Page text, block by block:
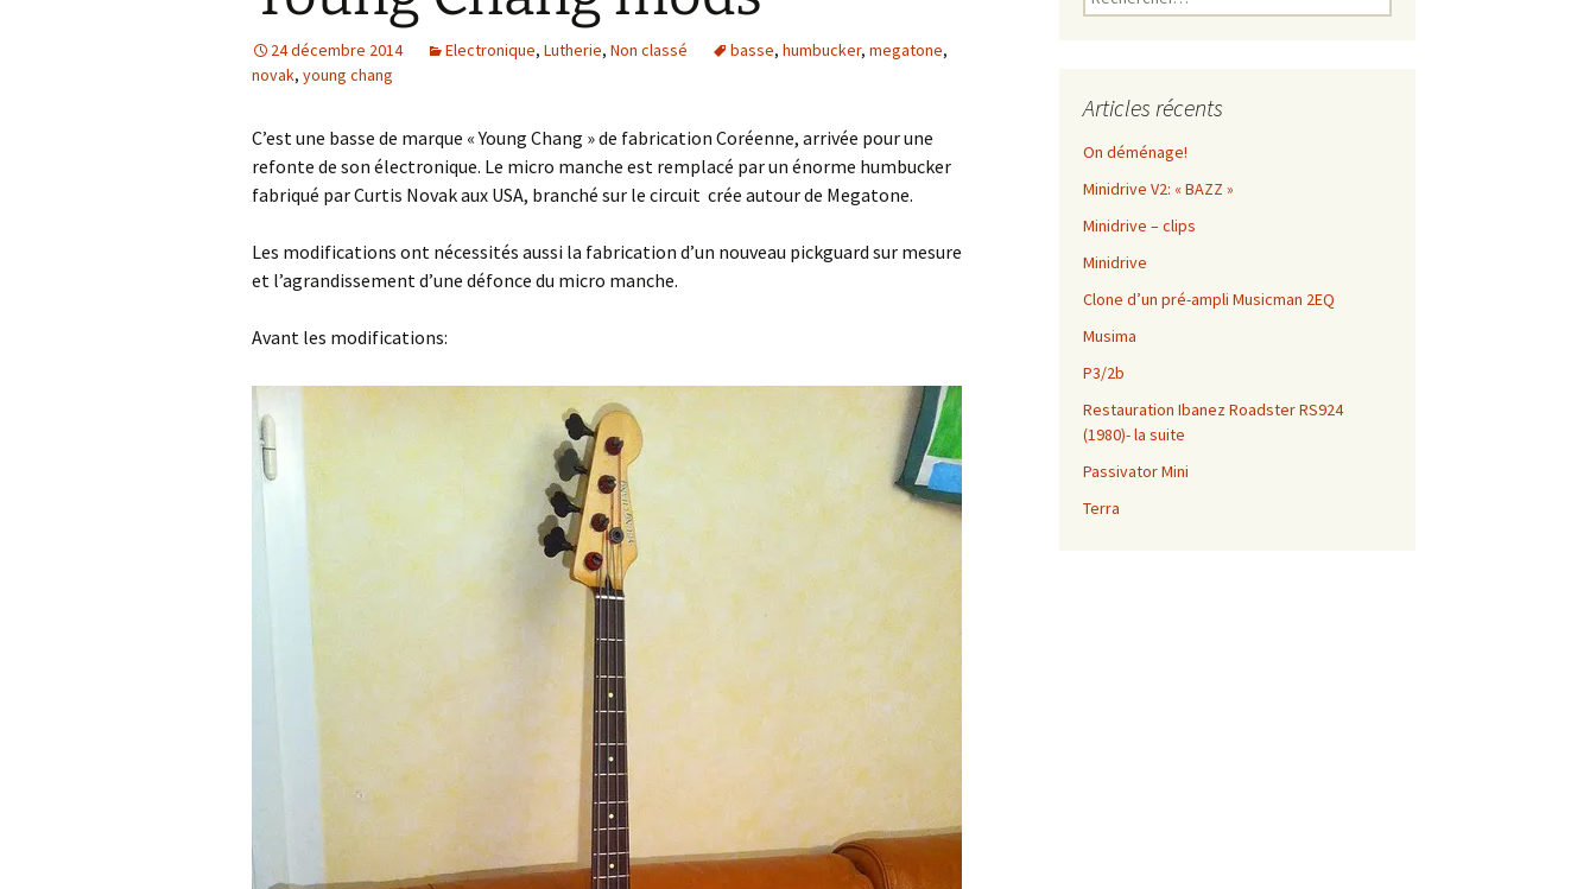
24 décembre 2014 Electronique, Lutherie, Non classé basse, humbucker, megatone,
novak, young chang
C’est une basse de marque « Young Chang » de fabrication Coréenne, arrivée pour une
refonte de son électronique. Le micro manche est remplacé par un énorme humbucker
fabriqué par Curtis Novak aux USA, branché sur le circuit crée autour de Megatone.
Les modifications ont nécessités aussi la fabrication d’un nouveau pickguard sur mesure
et l’agrandissement d’une défonce du micro manche.
Avant les modifications:
Articles récents
On déménage!
Minidrive V2: « BAZZ »
Minidrive – clips
Minidrive
Clone d’un pré-ampli Musicman 2EQ
Musima
P3/2b
Restauration Ibanez Roadster RS924
(1980)- la suite
Passivator Mini
Terra